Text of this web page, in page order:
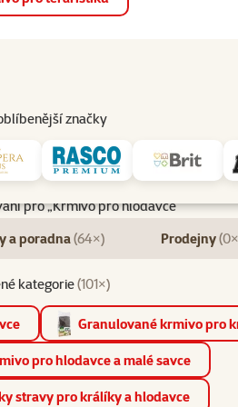
značky
Služby
pro „Krmivo pro hlodavce“
a poradna(64×) Prodejny
kategorie(101×)
Granulované krmivo pro
pro hlodavce a malé savce
stravy pro králíky a hlodavce